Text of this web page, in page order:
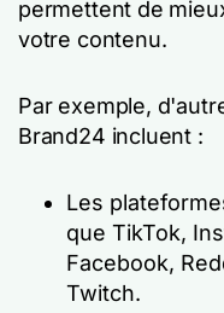
permettent de
votre contenu.
Par exemple,
Brand24 incluent :
Les
que TikTok,
Facebook,
Twitch.